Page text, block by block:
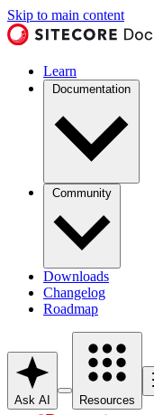
Skip to main content
Learn
Documentation
Community
Downloads
Changelog
Roadmap
Ask AI Resources